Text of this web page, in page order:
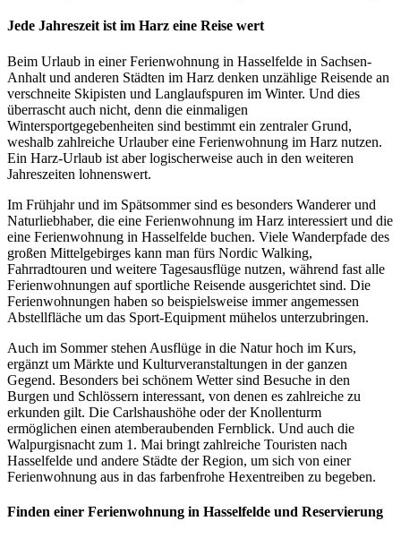
Jede Jahreszeit ist im Harz eine Reise wert
Beim Urlaub in einer Ferienwohnung in Hasselfelde in Sachsen-
Anhalt und anderen Städten im Harz denken unzählige Reisende an
verschneite Skipisten und Langlaufspuren im Winter. Und dies
überrascht auch nicht, denn die einmaligen
Wintersportgegebenheiten sind bestimmt ein zentraler Grund,
weshalb zahlreiche Urlauber eine Ferienwohnung im Harz nutzen.
Ein Harz-Urlaub ist aber logischerweise auch in den weiteren
Jahreszeiten lohnenswert.
Im Frühjahr und im Spätsommer sind es besonders Wanderer und
Naturliebhaber, die eine Ferienwohnung im Harz interessiert und die
eine Ferienwohnung in Hasselfelde buchen. Viele Wanderpfade des
großen Mittelgebirges kann man fürs Nordic Walking,
Fahrradtouren und weitere Tagesausflüge nutzen, während fast alle
Ferienwohnungen auf sportliche Reisende ausgerichtet sind. Die
Ferienwohnungen haben so beispielsweise immer angemessen
Abstellfläche um das Sport-Equipment mühelos unterzubringen.
Auch im Sommer stehen Ausflüge in die Natur hoch im Kurs,
ergänzt um Märkte und Kulturveranstaltungen in der ganzen
Gegend. Besonders bei schönem Wetter sind Besuche in den
Burgen und Schlössern interessant, von denen es zahlreiche zu
erkunden gilt. Die Carlshaushöhe oder der Knollenturm
ermöglichen einen atemberaubenden Fernblick. Und auch die
Walpurgisnacht zum 1. Mai bringt zahlreiche Touristen nach
Hasselfelde und andere Städte der Region, um sich von einer
Ferienwohnung aus in das farbenfrohe Hexentreiben zu begeben.
Finden einer Ferienwohnung in Hasselfelde und Reservierung